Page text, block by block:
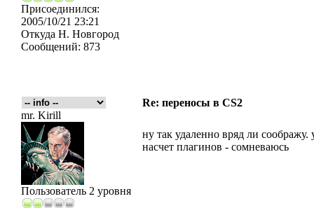
Присоединился:
2005/10/21 23:21
Откуда Н. Новгород
Сообщений: 873
Re: переносы в CS2
mr. Kirill
Пользователь 2 уровня
ну так удаленно вряд ли
насчет плагинов - сомневаюсь